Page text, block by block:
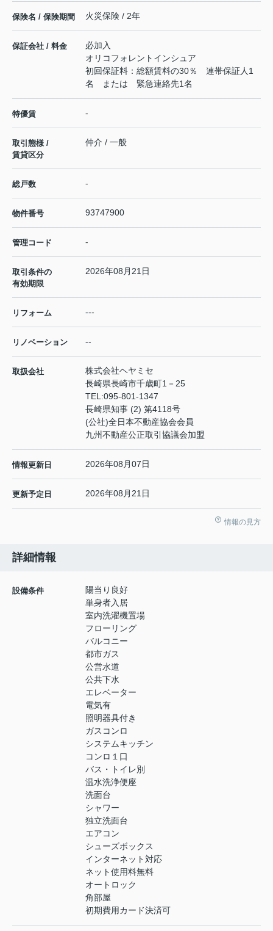
保険名 / 保険期間 火災保険 / 2年
保証会社 / 料金
必加入
オリコフォレントインシュア
初回保証料：総額賃料の30％ 連帯保証人1
名 または 緊急連絡先1名
特優賃 -
取引態様 /
賃貸区分
仲介 / 一般
総戸数 -
物件番号 93747900
管理コード -
取引条件の
有効期限
2026年08月21日
リフォーム ---
リノベーション --
取扱会社
株式会社ヘヤミセ
長崎県長崎市千歳町1－25
TEL:095-801-1347
長崎県知事 (2) 第4118号
(公社)全日本不動産協会会員
九州不動産公正取引協議会加盟
情報更新日 2026年08月07日
更新予定日 2026年08月21日
情報の見方
詳細情報
設備条件
陽当り良好
単身者入居
室内洗濯機置場
フローリング
バルコニー
都市ガス
公営水道
公共下水
エレベーター
電気有
照明器具付き
ガスコンロ
システムキッチン
コンロ１口
バス・トイレ別
温水洗浄便座
洗面台
シャワー
独立洗面台
エアコン
シューズボックス
インターネット対応
ネット使用料無料
オートロック
角部屋
初期費用カード決済可